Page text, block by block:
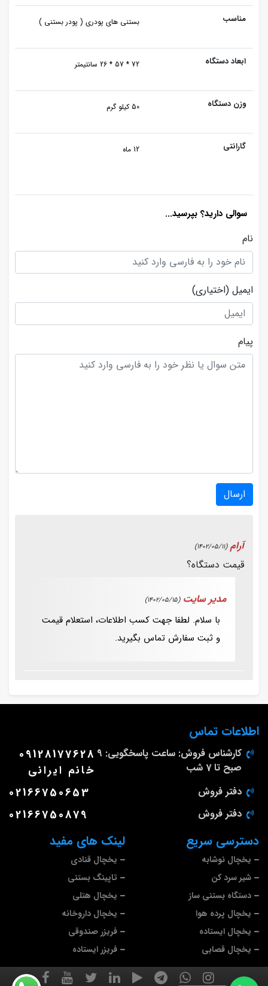
مناسب بستنی های پودری ( پودر بستنی )
ابعاد دستگاه 72 * 57 * 26 سانتیمتر
وزن دستگاه 50 کیلو گرم
گارانتی 12 ماه
سوالی دارید؟ بپرسید...
نام
ایمیل (اختیاری)
پیام
ارسال
آرام(1402/05/11)
قیمت دستگاه؟
مدیر سایت (1402/05/15)
با سلام. لطفا جهت کسب اطلاعات، استعلام قیمت
و ثبت سفارش تماس بگیرید.
لینک های مفید
یخچال قنادی
تاپینگ بستنی
یخچال هتلی
یخچال داروخانه
فریزر صندوقی
فریزر ایستاده
دسترسی سریع
یخچال نوشابه
شیر سرد کن
دستگاه بستنی ساز
یخچال پرده هوا
یخچال ایستاده
یخچال قصابی
اطلاعات تماس
کارشناس فروش: ساعت پاسخگویی: 9
صبح تا 7 شب
09128177628
خانم ایرانی
دفتر فروش 02166750653
دفتر فروش 02166750879